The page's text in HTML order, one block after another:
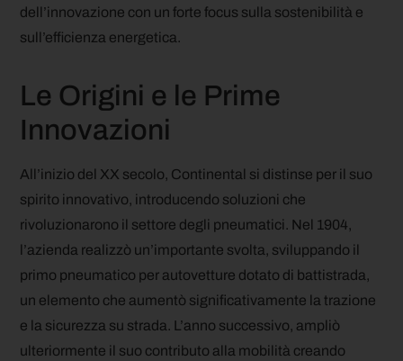
dell’innovazione con un forte focus sulla sostenibilità e
sull’efficienza energetica.
Le Origini e le Prime
Innovazioni
All’inizio del XX secolo, Continental si distinse per il suo
spirito innovativo, introducendo soluzioni che
rivoluzionarono il settore degli pneumatici. Nel 1904,
l’azienda realizzò un’importante svolta, sviluppando il
primo pneumatico per autovetture dotato di battistrada,
un elemento che aumentò significativamente la trazione
e la sicurezza su strada. L’anno successivo, ampliò
ulteriormente il suo contributo alla mobilità creando